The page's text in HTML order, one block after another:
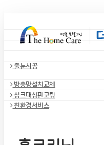
줄눈시공
방충망설치교체
싱크대상판코팅
친환경서비스